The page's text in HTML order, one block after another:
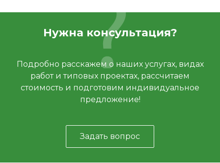
Нужна консультация?
Подробно расскажем о наших услугах, видах
работ и типовых проектах, рассчитаем
стоимость и подготовим индивидуальное
предложение!
Задать вопрос